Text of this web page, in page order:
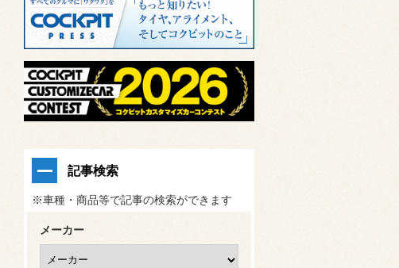
記事検索
※車種・商品等で記事の検索ができます
メーカー